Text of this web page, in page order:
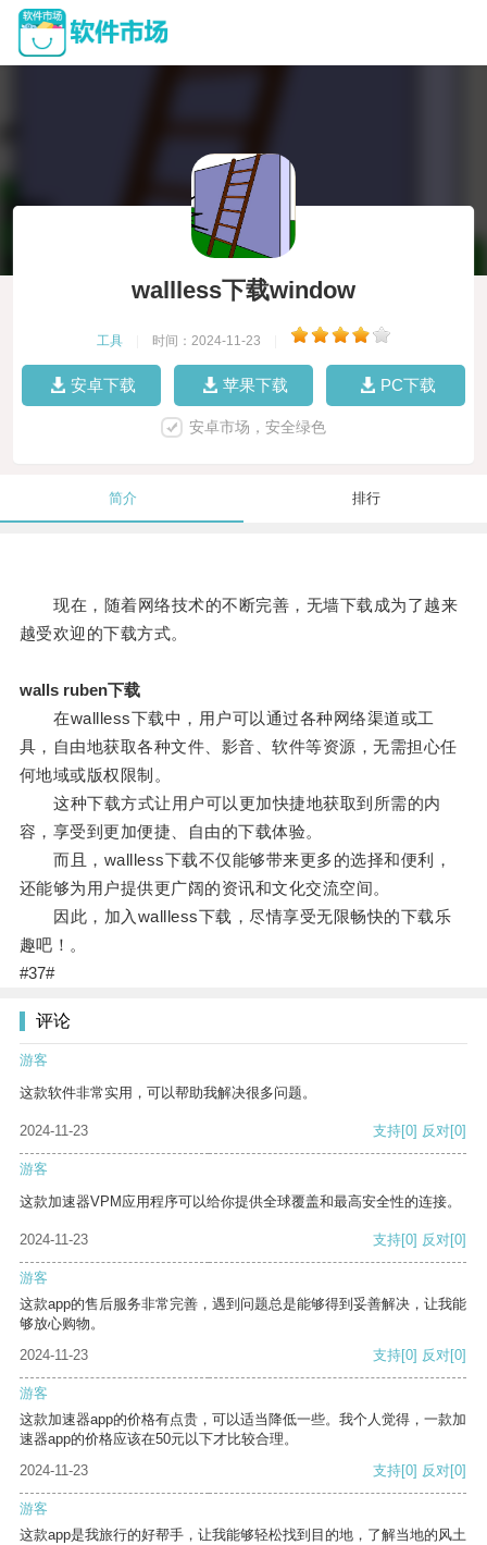
wallless下载window
工具 时间：2024-11-23
安卓下载 苹果下载 PC下载
安卓市场，安全绿色
简介 排行
现在，随着网络技术的不断完善，无墙下载成为了越来
越受欢迎的下载方式。
walls ruben下载
在wallless下载中，用户可以通过各种网络渠道或工
具，自由地获取各种文件、影音、软件等资源，无需担心任
何地域或版权限制。
这种下载方式让用户可以更加快捷地获取到所需的内
容，享受到更加便捷、自由的下载体验。
而且，wallless下载不仅能够带来更多的选择和便利，
还能够为用户提供更广阔的资讯和文化交流空间。
因此，加入wallless下载，尽情享受无限畅快的下载乐
趣吧！。
#37#
评论
游客
这款软件非常实用，可以帮助我解决很多问题。
2024-11-23 支持[0] 反对[0]
游客
这款加速器VPM应用程序可以给你提供全球覆盖和最高安全性的连接。
2024-11-23 支持[0] 反对[0]
游客
这款app的售后服务非常完善，遇到问题总是能够得到妥善解决，让我能
够放心购物。
2024-11-23
支持[0] 反对[0]
游客
这款加速器app的价格有点贵，可以适当降低一些。我个人觉得，一款加
速器app的价格应该在50元以下才比较合理。
2024-11-23
支持[0] 反对[0]
游客
这款app是我旅行的好帮手，让我能够轻松找到目的地，了解当地的风土